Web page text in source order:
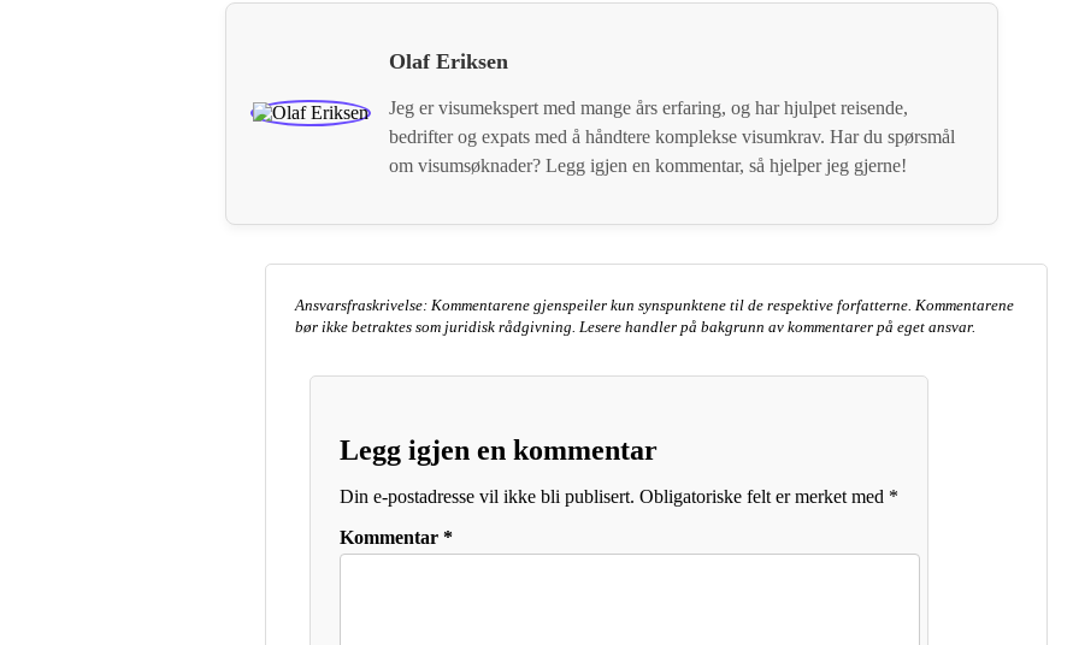
Olaf Eriksen
Jeg er visumekspert med mange års erfaring, og har hjulpet reisende,
bedrifter og expats med å håndtere komplekse visumkrav. Har du spørsmål
om visumsøknader? Legg igjen en kommentar, så hjelper jeg gjerne!
Legg igjen en kommentar
Din e-postadresse vil ikke bli publisert. Obligatoriske felt er merket med *
Kommentar*
Ansvarsfraskrivelse: Kommentarene gjenspeiler kun synspunktene til de respektive forfatterne. Kommentarene
bør ikke betraktes som juridisk rådgivning. Lesere handler på bakgrunn av kommentarer på eget ansvar.